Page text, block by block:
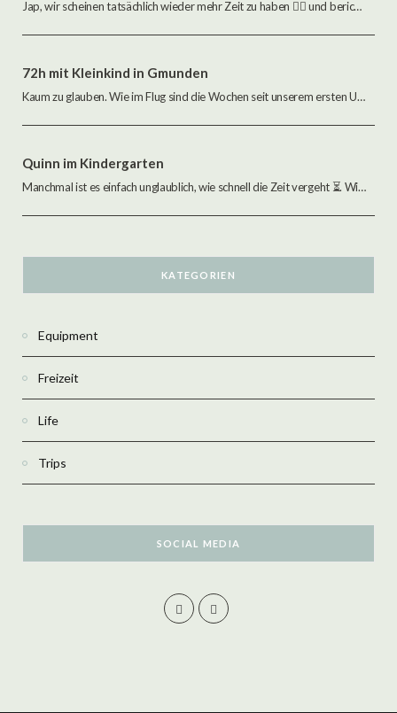
Jap, wir scheinen tatsächlich wieder mehr Zeit zu haben 🤷‍♂️ und berichten von unserem kleinen…
72h mit Kleinkind in Gmunden
Kaum zu glauben. Wie im Flug sind die Wochen seit unserem ersten Urlaub während der…
Quinn im Kindergarten
Manchmal ist es einfach unglaublich, wie schnell die Zeit vergeht ⏳. Wie im Flug ziehen…
KATEGORIEN
Equipment
Freizeit
Life
Trips
SOCIAL MEDIA